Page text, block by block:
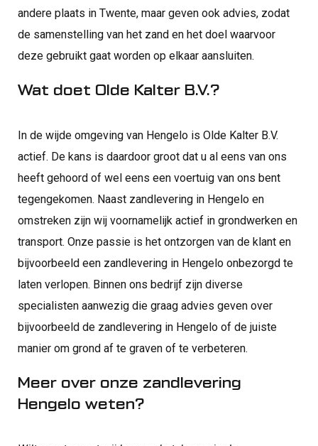
andere plaats in Twente, maar geven ook advies, zodat
de samenstelling van het zand en het doel waarvoor
deze gebruikt gaat worden op elkaar aansluiten.
Wat doet Olde Kalter B.V.?
In de wijde omgeving van Hengelo is Olde Kalter B.V.
actief. De kans is daardoor groot dat u al eens van ons
heeft gehoord of wel eens een voertuig van ons bent
tegengekomen. Naast zandlevering in Hengelo en
omstreken zijn wij voornamelijk actief in grondwerken en
transport. Onze passie is het ontzorgen van de klant en
bijvoorbeeld een zandlevering in Hengelo onbezorgd te
laten verlopen. Binnen ons bedrijf zijn diverse
specialisten aanwezig die graag advies geven over
bijvoorbeeld de zandlevering in Hengelo of de juiste
manier om grond af te graven of te verbeteren.
Meer over onze zandlevering
Hengelo weten?